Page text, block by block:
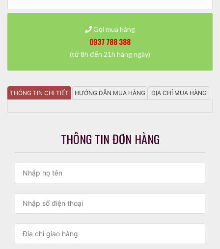
Gọi mua hàng
0937 788 388
(từ 8h đến 21h hàng ngày)
THÔNG TIN CHI TIẾT HƯỚNG DẪN MUA HÀNG ĐỊA CHỈ MUA HÀNG
THÔNG TIN ĐƠN HÀNG